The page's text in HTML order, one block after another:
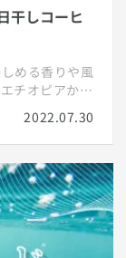
干しコーヒ
める香りや風
チオピアから
いても紐解き
ーの新たな面
2022.07.30